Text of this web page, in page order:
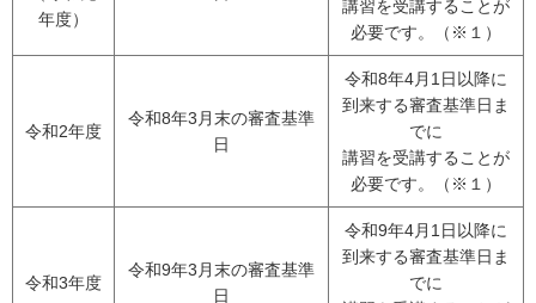
年度）
講習を受講することが
必要です。（※１）
令和2年度
令和8年3月末の審査基準
日
令和8年4月1日以降に
到来する審査基準日ま
でに
講習を受講することが
必要です。（※１）
令和3年度
令和9年3月末の審査基準
日
令和9年4月1日以降に
到来する審査基準日ま
でに